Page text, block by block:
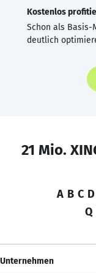
Kostenlos
Schon als Basis-
deutlich
21 Mio.
A B C D
Q
Unternehmen